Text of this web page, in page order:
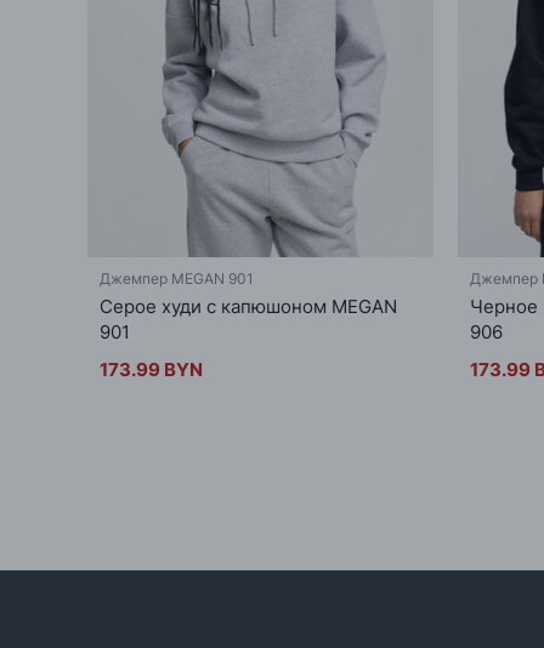
Джемпер MEGAN 901
Серое худи с капюшоном MEGAN
901
173.99 BYN
Джемпер
Черное
906
173.99